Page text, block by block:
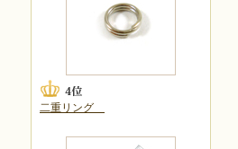
二重リング